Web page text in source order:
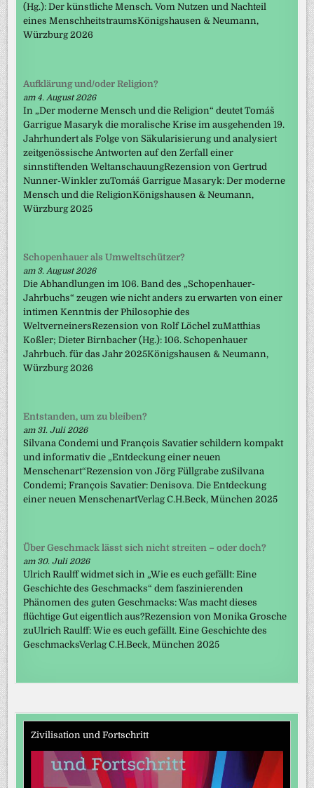
(Hg.): Der künstliche Mensch. Vom Nutzen und Nachteil
eines MenschheitstraumsKönigshausen & Neumann,
Würzburg 2026
Aufklärung und/oder Religion?
am 4. August 2026
In „Der moderne Mensch und die Religion“ deutet Tomáš
Garrigue Masaryk die moralische Krise im ausgehenden 19.
Jahrhundert als Folge von Säkularisierung und analysiert
zeitgenössische Antworten auf den Zerfall einer
sinnstiftenden WeltanschauungRezension von Gertrud
Nunner-Winkler zuTomáš Garrigue Masaryk: Der moderne
Mensch und die ReligionKönigshausen & Neumann,
Würzburg 2025
Schopenhauer als Umweltschützer?
am 3. August 2026
Die Abhandlungen im 106. Band des „Schopenhauer-
Jahrbuchs“ zeugen wie nicht anders zu erwarten von einer
intimen Kenntnis der Philosophie des
WeltverneinersRezension von Rolf Löchel zuMatthias
Koßler; Dieter Birnbacher (Hg.): 106. Schopenhauer
Jahrbuch. für das Jahr 2025Königshausen & Neumann,
Würzburg 2026
Entstanden, um zu bleiben?
am 31. Juli 2026
Silvana Condemi und François Savatier schildern kompakt
und informativ die „Entdeckung einer neuen
Menschenart“Rezension von Jörg Füllgrabe zuSilvana
Condemi; François Savatier: Denisova. Die Entdeckung
einer neuen MenschenartVerlag C.H.Beck, München 2025
Über Geschmack lässt sich nicht streiten – oder doch?
am 30. Juli 2026
Ulrich Raulff widmet sich in „Wie es euch gefällt: Eine
Geschichte des Geschmacks“ dem faszinierenden
Phänomen des guten Geschmacks: Was macht dieses
flüchtige Gut eigentlich aus?Rezension von Monika Grosche
zuUlrich Raulff: Wie es euch gefällt. Eine Geschichte des
GeschmacksVerlag C.H.Beck, München 2025
Zivilisation und Fortschritt